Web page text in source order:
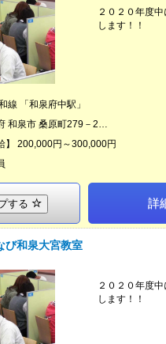
２０２０年度
します！！
線 「和泉府中駅」
和泉市 桑原町279－2…
】 200,000円～300,000円
する 詳
び和泉大宮教室
２０２０年度
します！！